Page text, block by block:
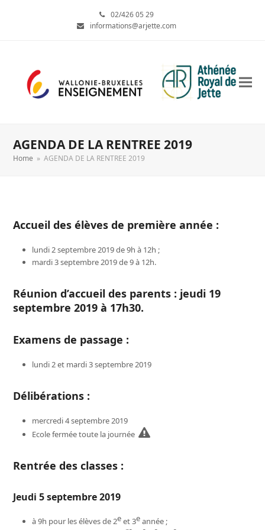
02/426 05 29
informations@arjette.com
AGENDA DE LA RENTREE 2019
Home » AGENDA DE LA RENTREE 2019
Accueil des élèves de première année :
lundi 2 septembre 2019 de 9h à 12h ;
mardi 3 septembre 2019 de 9 à 12h.
Réunion d’accueil des parents : jeudi 19
septembre 2019 à 17h30.
Examens de passage :
lundi 2 et mardi 3 septembre 2019
Délibérations :
mercredi 4 septembre 2019
Ecole fermée toute la journée
Rentrée des classes :
Jeudi 5 septembre 2019
à 9h pour les élèves de 2eet 3eannée ;